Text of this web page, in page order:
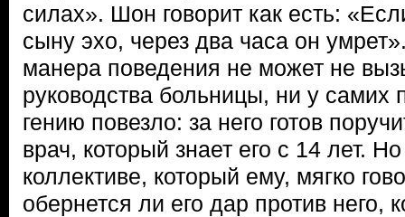
силах». Шон говорит как есть:
сыну эхо, через два часа он
манера поведения не может не
руководства больницы, ни у
гению повезло: за него готов
врач, который знает его с 14 лет.
коллективе, который ему, мягко
обернется ли его дар против него,